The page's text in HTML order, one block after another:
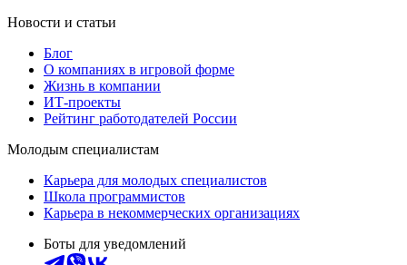
Новости и статьи
Блог
О компаниях в игровой форме
Жизнь в компании
ИТ-проекты
Рейтинг работодателей России
Молодым специалистам
Карьера для молодых специалистов
Школа программистов
Карьера в некоммерческих организациях
Боты для уведомлений